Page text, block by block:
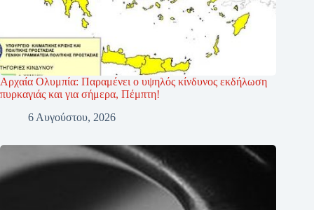
Αρχαία Ολυμπία: Παραμένει ο υψηλός κίνδυνος εκδήλωση
πυρκαγιάς και για σήμερα, Πέμπτη!
6 Αυγούστου, 2026